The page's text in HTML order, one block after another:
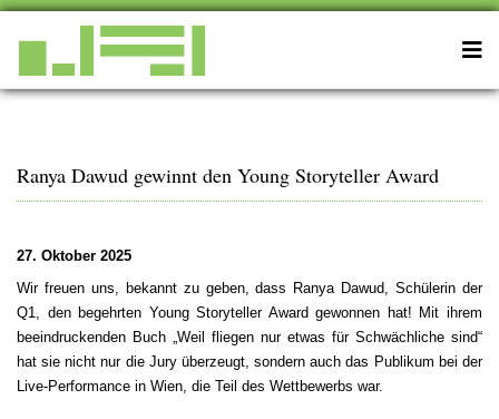
Ranya Dawud gewinnt den Young Storyteller Award
27. Oktober 2025
Wir freuen uns, bekannt zu geben, dass Ranya Dawud, Schülerin der
Q1, den begehrten Young Storyteller Award gewonnen hat! Mit ihrem
beeindruckenden Buch „Weil fliegen nur etwas für Schwächliche sind“
hat sie nicht nur die Jury überzeugt, sondern auch das Publikum bei der
Live-Performance in Wien, die Teil des Wettbewerbs war.